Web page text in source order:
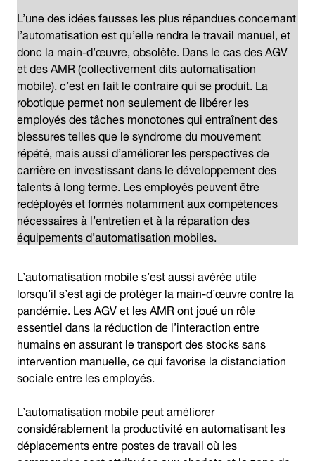
L’une des idées fausses les plus répandues concernant
l’automatisation est qu’elle rendra le travail manuel, et
donc la main-d’œuvre, obsolète. Dans le cas des AGV
et des AMR (collectivement dits automatisation
mobile), c’est en fait le contraire qui se produit. La
robotique permet non seulement de libérer les
employés des tâches monotones qui entraînent des
blessures telles que le syndrome du mouvement
répété, mais aussi d’améliorer les perspectives de
carrière en investissant dans le développement des
talents à long terme. Les employés peuvent être
redéployés et formés notamment aux compétences
nécessaires à l’entretien et à la réparation des
équipements d’automatisation mobiles.
L’automatisation mobile s’est aussi avérée utile
lorsqu’il s’est agi de protéger la main-d’œuvre contre la
pandémie. Les AGV et les AMR ont joué un rôle
essentiel dans la réduction de l’interaction entre
humains en assurant le transport des stocks sans
intervention manuelle, ce qui favorise la distanciation
sociale entre les employés.
L’automatisation mobile peut améliorer
considérablement la productivité en automatisant les
déplacements entre postes de travail où les